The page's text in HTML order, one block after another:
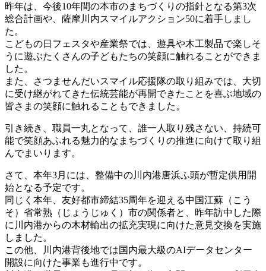
昨年は、今後10年間の本市のまちづくりの指針となる第3次
総合計画や、薩摩川内スマイルアクション50に着手しまし
た。
こどもの日フェスタや産業祭では、遊具や木工製品で楽しそ
うに遊ぶたくさんの子どもたちの笑顔に触れることができま
した。
また、さつませんだいスマイル応援隊の取り組みでは、大切
に受け継がれてきた伝統芸能が再開できたことを喜ぶ地域の
皆さまの笑顔に触れることもできました。
引き続き、職員一丸となって、誰一人取り残さない、持続可
能で笑顔あふれる魅力的なまちづくりの推進に向けて取り組
んでまいります。
さて、本年3月には、整備中の川内港唐浜ふ頭が暫定供用開
始となる予定です。
同じく本年、友好都市締結35周年を迎える中国江蘇（こう
そ）省常熟（じょうじゅく）市の関係者と、昨年訪中した際
に川内港からの木材輸出の拡充実現に向けた意見交換を実施
しました。
この他、川内港背後地では国内最大級のAIデータセンター
開設に向けた事業も進行中です。